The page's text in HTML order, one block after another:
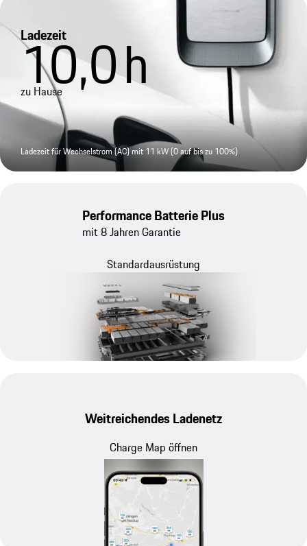
Ladezeit
10,0h
zu Hause
Ladezeit für Wechselstrom (AC) mit 11 kW (0 auf bis zu 100%)
Performance Batterie Plus
mit 8 Jahren Garantie
Standardausrüstung
Weitreichendes Ladenetz
Charge Map öffnen